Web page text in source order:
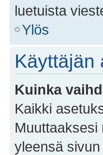
luetuista
Ylös
Käyttäjän
Kuinka
Kaikki
yleensä